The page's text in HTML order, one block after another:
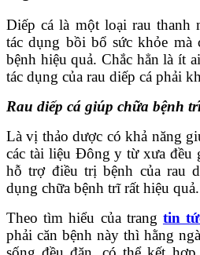
Diếp cá là một loại rau thanh
tác dụng bồi bổ sức khỏe
bệnh hiệu quả. Chắc hẳn là ít
tác dụng của rau diếp cá phải
Rau diếp cá giúp chữa bệnh
Là vị thảo dược có khả năng
các tài liệu Đông y từ xưa đều
hỗ trợ điều trị bệnh của rau
dụng chữa bệnh trĩ rất hiệu quả.
Theo tìm hiểu của trang tin
phải căn bệnh này thì hằng